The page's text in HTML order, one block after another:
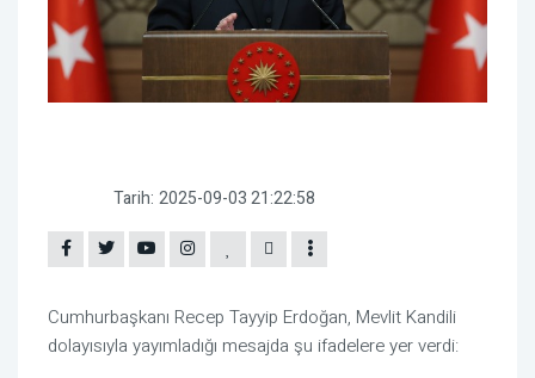
Tarih: 2025-09-03 21:22:58
Cumhurbaşkanı Recep Tayyip Erdoğan, Mevlit Kandili
dolayısıyla yayımladığı mesajda şu ifadelere yer verdi: